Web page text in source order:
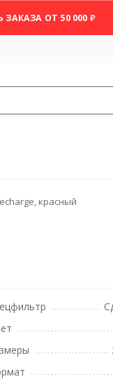
ОТ 50 000 ₽
красный